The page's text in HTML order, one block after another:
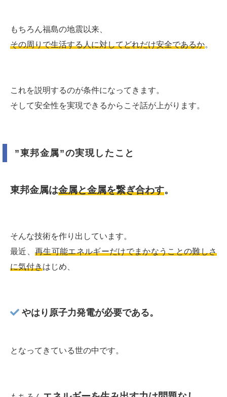
もちろん福島の地震以来、
その周りで生活する人に対してどれだけ安全であるか。
これを説明するのが条件になってきます。
そして安全性を実現できるからこそ話が上がります。
”東邦金属”の実現したこと
東邦金属は金属と金属を繋ぎ合わす。
そんな技術を作り出しています。
最近、 再生可能エネルギーだけでまかなうことの難しさ
に気付きはじめ、
やはり原子力発電が必要である。
となってきている世の中です。